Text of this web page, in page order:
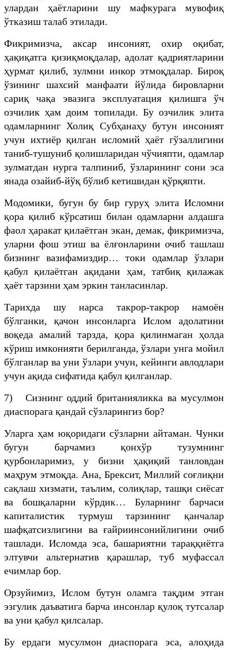
улардан ҳаётларини шу мафкурага мувофиқ
ўтказиш талаб этилади.
Фикримизча, аксар инсоният, охир оқибат,
ҳақиқатга қизиқмоқдалар, адолат қадриятларини
ҳурмат қилиб, зулмни инкор этмоқдалар. Бироқ
ўзининг шахсий манфаати йўлида бировларни
сариқ чақа эвазига эксплуатация қилишга ўч
озчилик ҳам доим топилади. Бу озчилик элита
одамларнинг Холиқ Субҳанаҳу бутун инсоният
учун ихтиёр қилган исломий ҳаёт гўзаллигини
таниб-тушуниб қолишларидан чўчияпти, одамлар
зулматдан нурга талпиниб, ўзларининг сони эса
янада озайиб-йўқ бўлиб кетишидан қўрқяпти.
Модомики, бугун бу бир гуруҳ элита Исломни
қора қилиб кўрсатиш билан одамларни алдашга
фаол ҳаракат қилаётган экан, демак, фикримизча,
уларни фош этиш ва ёлғонларини очиб ташлаш
бизнинг вазифамиздир… токи одамлар ўзлари
қабул қилаётган ақидани ҳам, татбиқ қилажак
ҳаёт тарзини ҳам эркин танласинлар.
Тарихда шу нарса такрор-такрор намоён
бўлганки, қачон инсонларга Ислом адолатини
воқеда амалий тарзда, қора қилинмаган ҳолда
кўриш имконияти берилганда, ўзлари унга мойил
бўлганлар ва уни ўзлари учун, кейинги авлодлари
учун ақида сифатида қабул қилганлар.
7) Сизнинг оддий британияликка ва мусулмон
диаспорага қандай сўзларингиз бор?
Уларга ҳам юқоридаги сўзларни айтаман. Чунки
бугун барчамиз қонхўр тузумнинг
қурбонларимиз, у бизни ҳақиқий танловдан
маҳрум этмоқда. Ана, Брексит, Миллий соғлиқни
сақлаш хизмати, таълим, солиқлар, ташқи сиёсат
ва бошқаларни кўрдик… Буларнинг барчаси
капиталистик турмуш тарзининг қанчалар
шафқатсизлигини ва ғайриинсонийлигини очиб
ташлади. Исломда эса, башариятни тараққиётга
элтувчи альтернатив қарашлар, туб муфассал
ечимлар бор.
Орзуйимиз, Ислом бутун оламга тақдим этган
эзгулик даъватига барча инсонлар қулоқ тутсалар
ва уни қабул қилсалар.
Бу ердаги мусулмон диаспорага эса, алоҳида